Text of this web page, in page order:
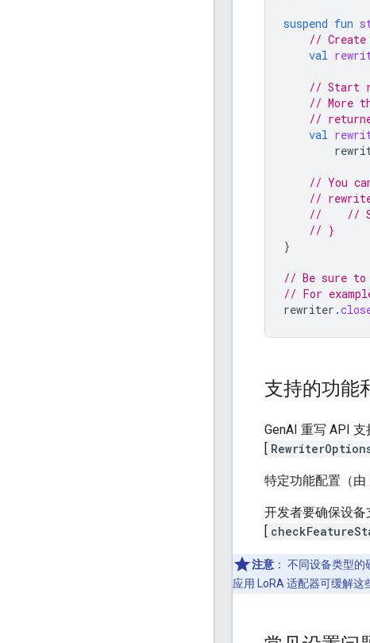
suspend fun
// Create
val
// Start
// More
//
val
// You
//
//    //
// }
}
// Be sure to
// For
rewriter .
支持的功能
GenAI 重写 API
[
特定功能配置（由
开发者要确保设
[
注意 ： 不同设备类型的
应用 LoRA 适配器可缓解这